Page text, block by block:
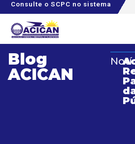
Consulte o SCPC no sistema
Blog
ACICAN